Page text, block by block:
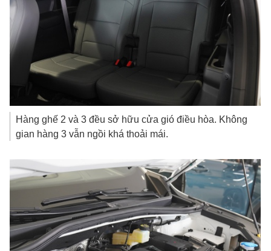
Hàng ghế 2 và 3 đều sở hữu cửa gió điều hòa. Không
gian hàng 3 vẫn ngồi khá thoải mái.